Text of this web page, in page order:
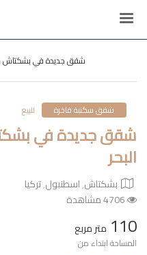
شقق جديدة في بشكتاش
شقق سكنية فاخرة للبيع
شقق جديدة في
البحر
بشكتاش٬ اسطنبول٬ تركيا
110 متر مربع
المساحة ابتداء من